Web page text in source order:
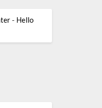
- Hello